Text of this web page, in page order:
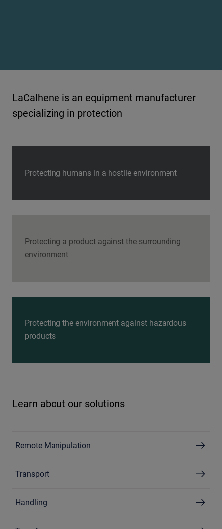
LaCalhene is an equipment manufacturer
specializing in protection
Protecting humans in a hostile environment
Protecting a product against the surrounding
environment
Protecting the environment against hazardous
products
Learn about our solutions
Remote Manipulation
Transport
Handling